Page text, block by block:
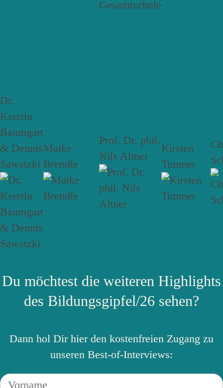
Dr.
Kerstin
Baumgart
& Dennis
Sawatzki
Maike
Brendle
Prof. Dr. phil.
Nils Altner
Kirsten
Timmer
Du möchtest die weiteren Highlights
des Bildungsgipfel/26 sehen?
Dann hol Dir hier den kostenfreien Zugang zu
unseren Best-of-Interviews: